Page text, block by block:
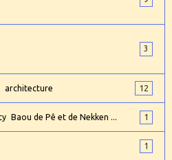
3
architecture 12
Baou de Pê et de Nekken ... 1
1